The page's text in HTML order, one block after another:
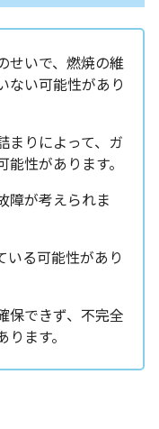
せいで、燃焼の維
ない可能性があり
まりによって、ガ
性があります。
障が考えられま
いる可能性があり
保できず、不完全
ます。